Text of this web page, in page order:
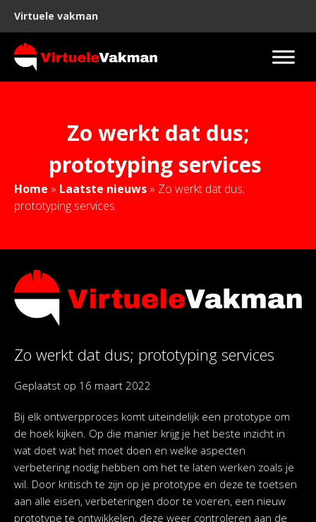
Virtuele vakman
Zo werkt dat dus;
prototyping services
Home » Laatste nieuws » Zo werkt dat dus;
prototyping services
Zo werkt dat dus; prototyping services
Geplaatst op 16 maart 2022
Bij elk ontwerpproces komt uiteindelijk een prototype om
de hoek kijken. Op die manier krijg je het beste inzicht in
wat doet wat het moet doen en welke aspecten
verbetering nodig hebben om het te laten werken zoals je
wil. Door kritisch te zijn op je prototype en deze te toetsen
aan alle eisen, verbeteringen door te voeren, een nieuw
prototype te ontwikkelen, deze weer controleren aan de